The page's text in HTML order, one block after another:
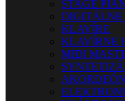
STAGE
DIGITÁLNE
KLAVÍRE
KLAVÍRNE
MIDI